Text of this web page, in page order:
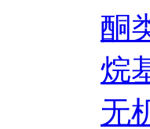
酮
烷
无